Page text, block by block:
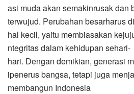
asi muda akan semakinrusak dan
terwujud. Perubahan besarharus
hal kecil, yaitu membiasakan
ntegritas dalam kehidupan sehari-
hari. Dengan demikian, generasi
ipenerus bangsa, tetapi juga
membangun Indonesia